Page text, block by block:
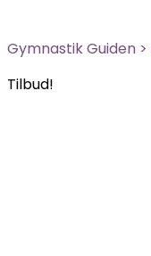
Gymnastik Guiden >
Tilbud!